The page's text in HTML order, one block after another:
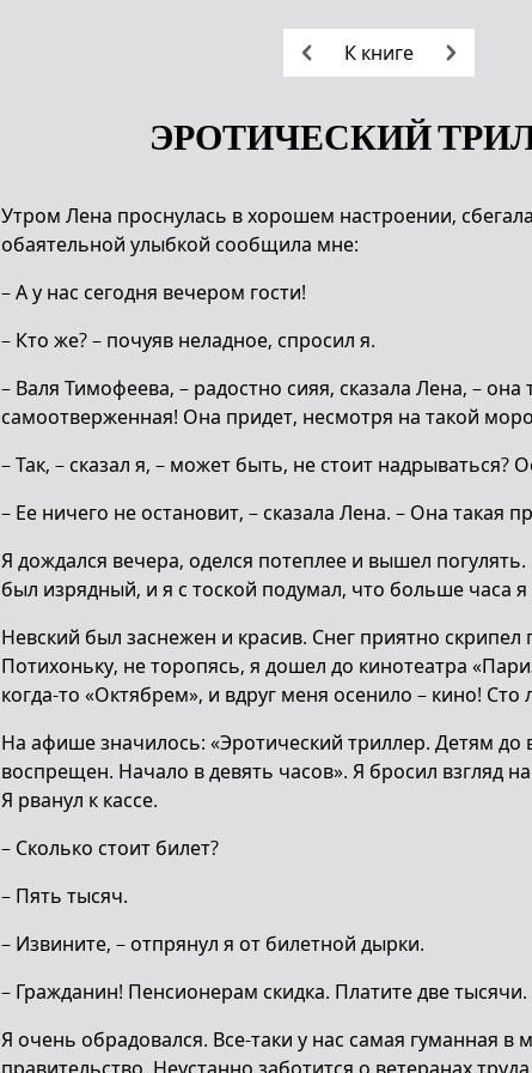
К книге
ЭРОТИЧЕСКИЙ
Утром Лена проснулась в хорошем настроении,
обаятельной улыбкой сообщила мне:
– А у нас сегодня вечером гости!
– Кто же? – почуяв неладное, спросил я.
– Валя Тимофеева, – радостно сияя, сказала Лена, – она
самоотверженная! Она придет, несмотря на такой
– Так, – сказал я, – может быть, не стоит надрываться?
– Ее ничего не остановит, – сказала Лена. – Она такая
Я дождался вечера, оделся потеплее и вышел
был изрядный, и я с тоской подумал, что больше часа
Невский был заснежен и красив. Снег приятно скрипел
Потихоньку, не торопясь, я дошел до кинотеатра
когда-то «Октябрем», и вдруг меня осенило – кино! Сто
На афише значилось: «Эротический триллер. Детям до
воспрещен. Начало в девять часов». Я бросил взгляд
Я рванул к кассе.
– Сколько стоит билет?
– Пять тысяч.
– Извините, – отпрянул я от билетной дырки.
– Гражданин! Пенсионерам скидка. Платите две тысячи.
Я очень обрадовался. Все-таки у нас самая гуманная в